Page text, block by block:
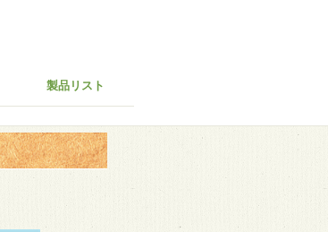
製品リスト